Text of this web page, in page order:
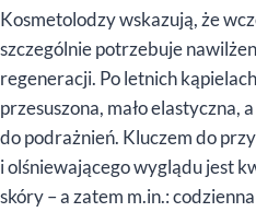
Kosmetolodzy wskazują, że
szczególnie potrzebuje
regeneracji. Po letnich
przesuszona, mało elastyczna,
do podrażnień. Kluczem do
i olśniewającego wyglądu jest
skóry – a zatem m.in.: